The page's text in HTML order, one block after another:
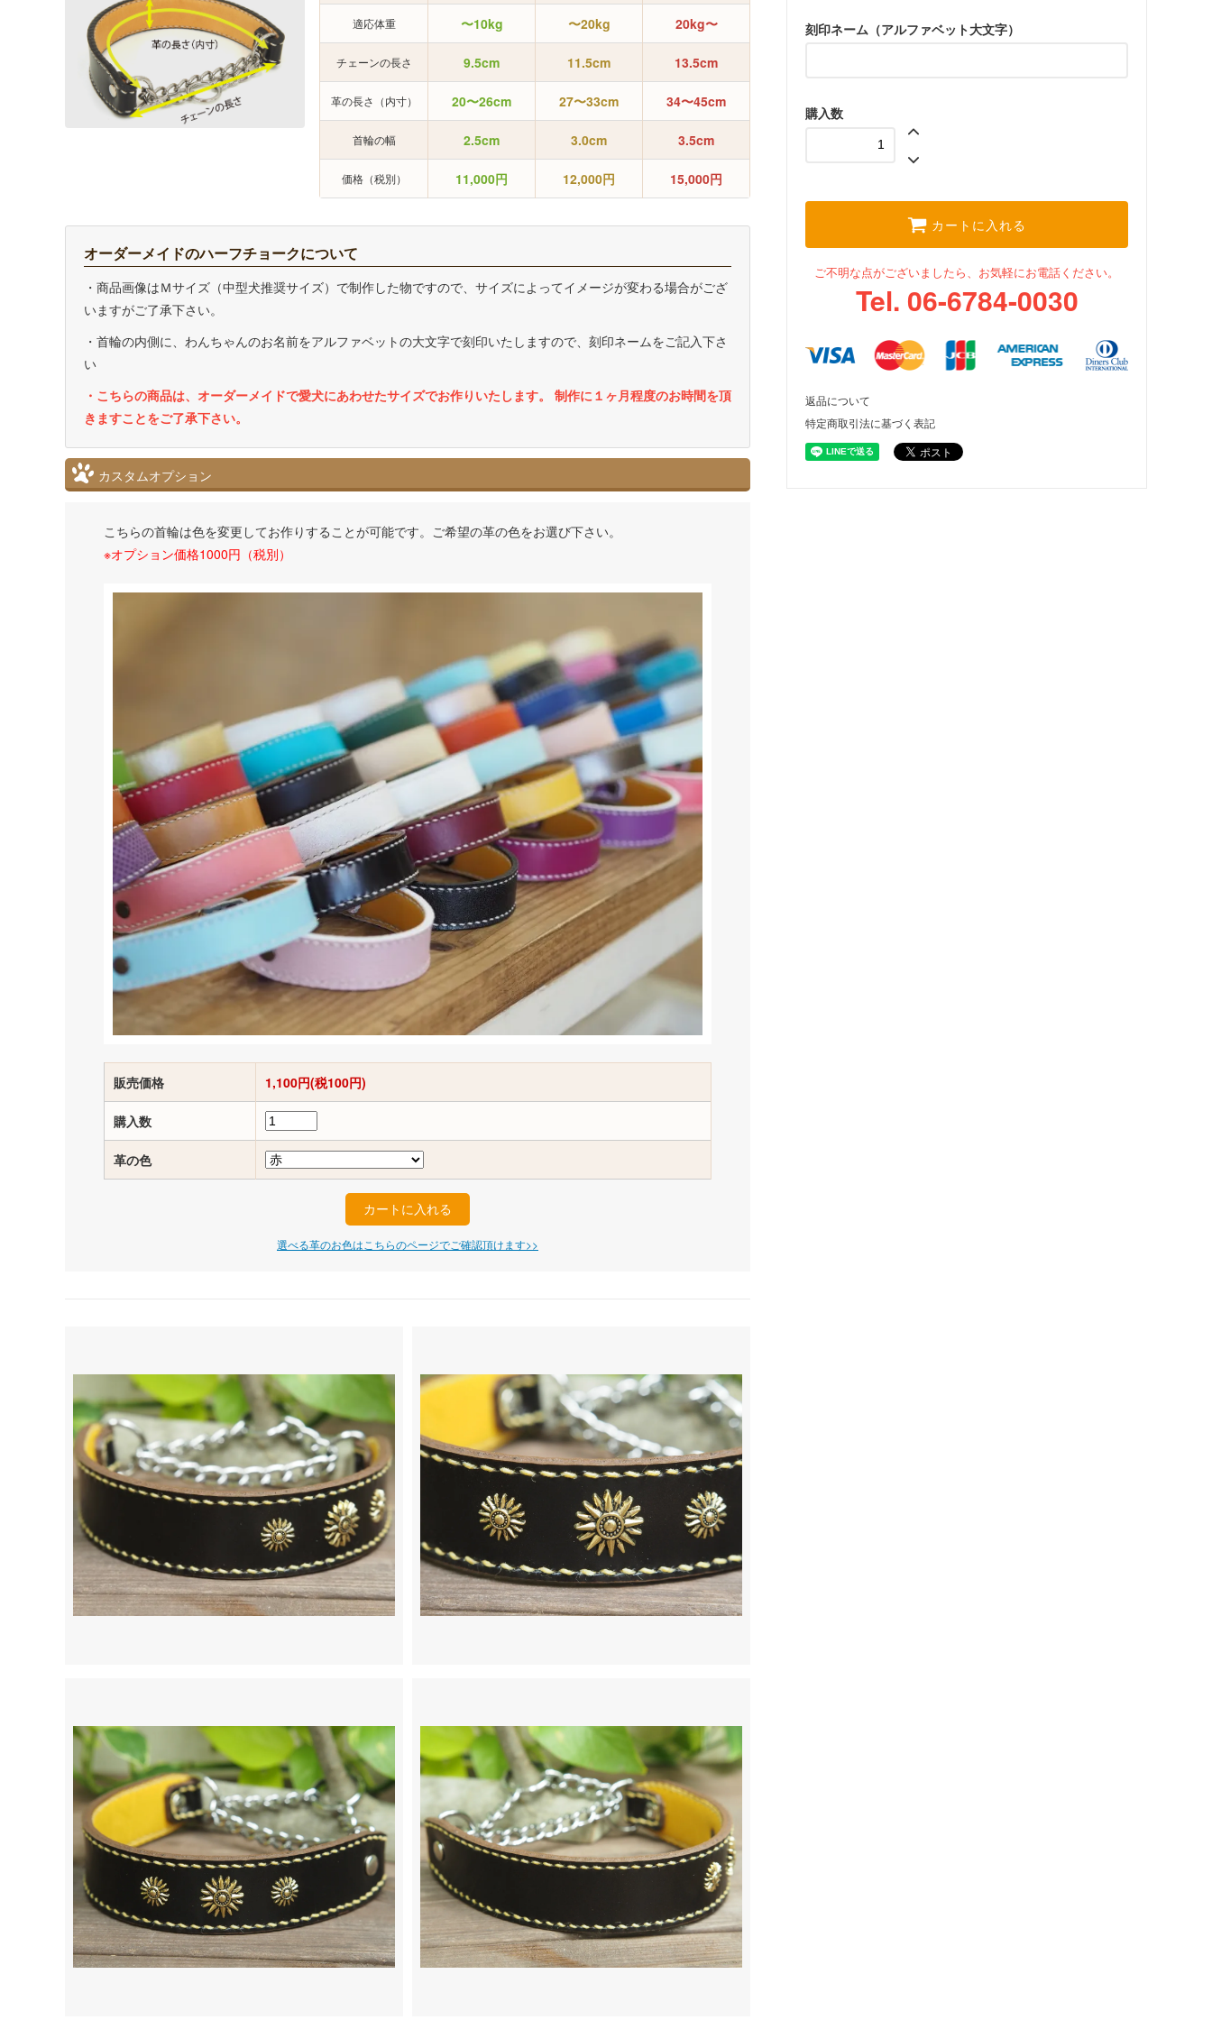
刻印ネーム（アルファベット大文字）
購入数
カートに入れる
ご不明な点がございましたら、お気軽にお電話ください。
Tel. 06-6784-0030
返品について
特定商取引法に基づく表記
適応体重 〜10kg 〜20kg 20kg〜
チェーンの長さ 9.5cm 11.5cm 13.5cm
革の長さ（内寸） 20〜26cm 27〜33cm 34〜45cm
首輪の幅 2.5cm 3.0cm 3.5cm
価格（税別） 11,000円 12,000円 15,000円
オーダーメイドのハーフチョークについて
・商品画像はＭサイズ（中型犬推奨サイズ）で制作した物ですので、サイズによってイメージが変わる場合がござ
いますがご了承下さい。
・首輪の内側に、わんちゃんのお名前をアルファベットの大文字で刻印いたしますので、刻印ネームをご記入下さ
い
・こちらの商品は、オーダーメイドで愛犬にあわせたサイズでお作りいたします。 制作に１ヶ月程度のお時間を頂
きますことをご了承下さい。
カスタムオプション
こちらの首輪は色を変更してお作りすることが可能です。ご希望の革の色をお選び下さい。
※オプション価格1000円（税別）
販売価格 1,100円(税100円)
購入数
革の色
選べる革のお色はこちらのページでご確認頂けます>>